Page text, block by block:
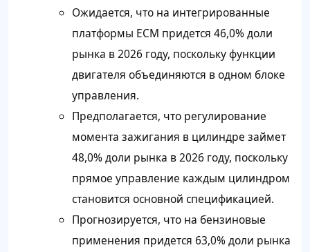
Ожидается, что на интегрированные
платформы ECM придется 46,0% доли
рынка в 2026 году, поскольку функции
двигателя объединяются в одном блоке
управления.
Предполагается, что регулирование
момента зажигания в цилиндре займет
48,0% доли рынка в 2026 году, поскольку
прямое управление каждым цилиндром
становится основной спецификацией.
Прогнозируется, что на бензиновые
применения придется 63,0% доли рынка